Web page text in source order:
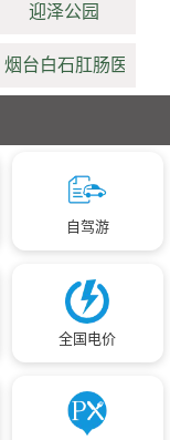
迎泽公园
烟台白石肛肠医院(
自驾游
全国电价